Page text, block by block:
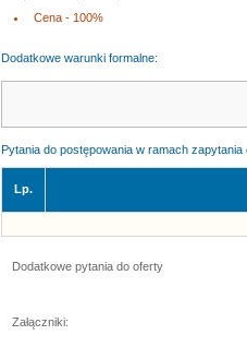
Cena - 100%
Dodatkowe warunki formalne:
Pytania do postępowania w ramach
Lp.
Dodatkowe pytania do oferty
Załączniki: